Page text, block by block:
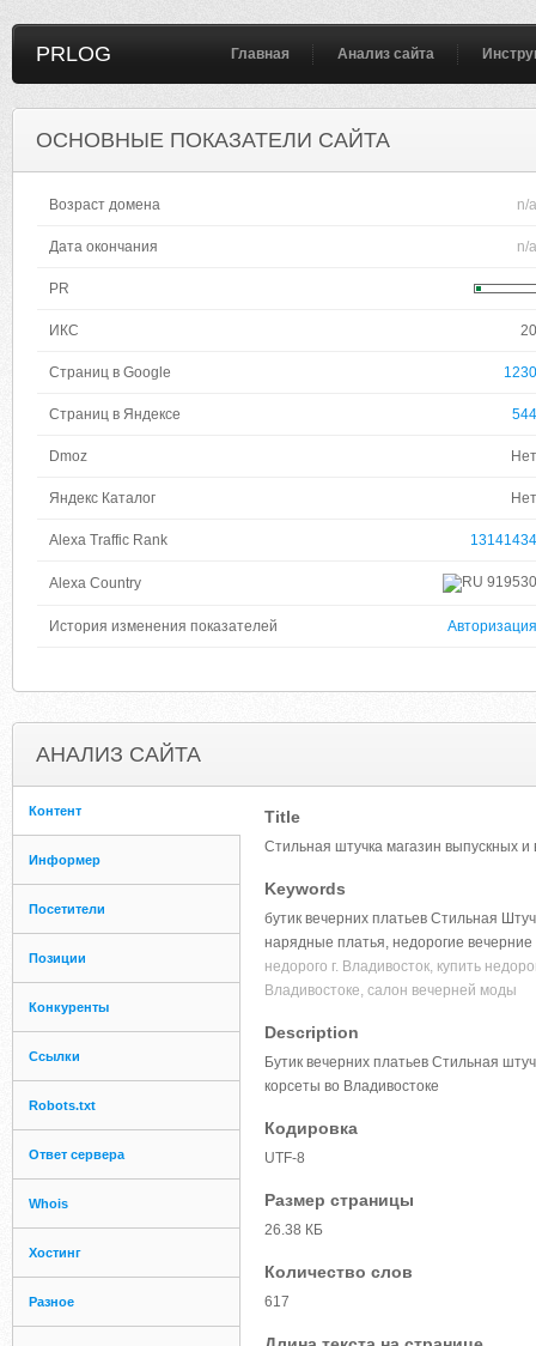
PRLOG Главная Анализ сайта
ОСНОВНЫЕ ПОКАЗАТЕЛИ САЙТА
Возраст домена n/a
Дата окончания n/a
PR
ИКС 20
Страниц в Google 1230
Страниц в Яндексе 544
Dmoz Нет
Яндекс Каталог Нет
Alexa Traffic Rank 13141434
Alexa Country 919530
История изменения показателей Авторизация
АНАЛИЗ САЙТА
Контент
Информер
Посетители
Позиции
Конкуренты
Ссылки
Robots.txt
Ответ сервера
Whois
Хостинг
Разное
Title
Стильная штучка магазин выпускных и
Keywords
бутик вечерних платьев Стильная
нарядные платья, недорогие
недорого г. Владивосток, купить
Владивостоке, салон вечерней моды
Description
Бутик вечерних платьев Стильная
корсеты во Владивостоке
Кодировка
UTF-8
Размер страницы
26.38 КБ
Количество слов
617